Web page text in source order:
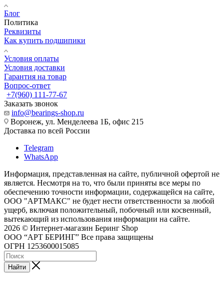
Блог
Политика
Реквизиты
Как купить подшипики
Условия оплаты
Условия доставки
Гарантия на товар
Вопрос-ответ
+7(960) 111-77-67
Заказать звонок
info@bearings-shop.ru
Воронеж, ул. Менделеева 1Б, офис 215
Доставка по всей России
Telegram
WhatsApp
Информация, представленная на сайте, публичной офертой не
является. Несмотря на то, что были приняты все меры по
обеспечению точности информации, содержащейся на сайте,
ООО "АРТМАКС" не будет нести ответственности за любой
ущерб, включая положительный, побочный или косвенный,
вытекающий из использования информации на сайте.
2026 © Интернет-магазин Беринг Shop
ООО “АРТ БЕРИНГ” Все права защищены
ОГРН 1253600015085
Найти